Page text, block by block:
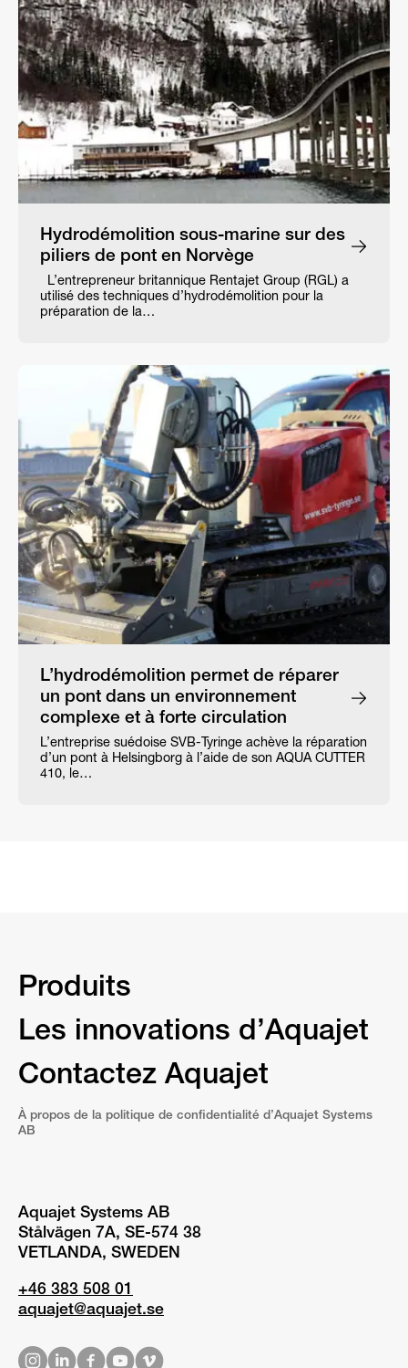
Hydrodémolition sous-marine sur des
piliers de pont en Norvège
L’entrepreneur britannique Rentajet Group (RGL) a
utilisé des techniques d’hydrodémolition pour la
préparation de la…
L’hydrodémolition permet de réparer
un pont dans un environnement
complexe et à forte circulation
L’entreprise suédoise SVB-Tyringe achève la réparation
d’un pont à Helsingborg à l’aide de son AQUA CUTTER
410, le…
Produits
Les innovations d’Aquajet
Contactez Aquajet
À propos de la politique de confidentialité d’Aquajet Systems
AB
Aquajet Systems AB
Stålvägen 7A, SE-574 38
VETLANDA, SWEDEN
+46 383 508 01
aquajet@aquajet.se